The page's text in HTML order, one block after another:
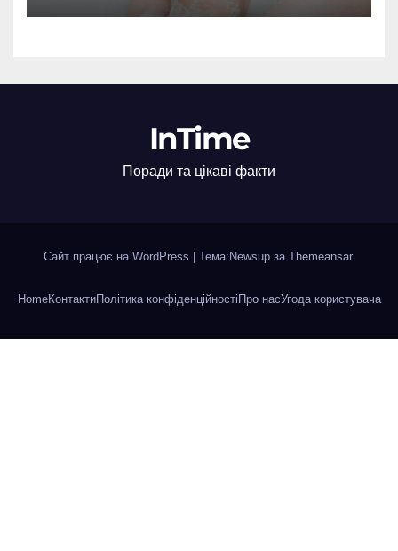
InTime
Поради та цікаві факти
Сайт працює на WordPress | Тема:Newsup за Themeansar.
HomeКонтактиПолітика конфіденційності Про насУгода користувача